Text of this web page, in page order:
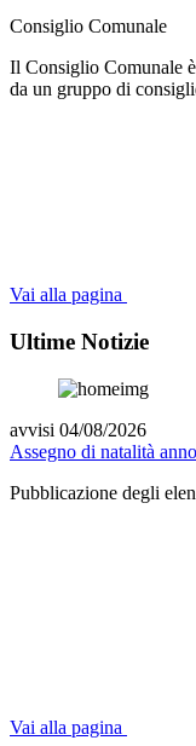
Consiglio Comunale
Il Consiglio Comunale
da un gruppo di
Vai alla pagina
Ultime Notizie
avvisi 04/08/2026
Assegno di natalità
Pubblicazione degli
Vai alla pagina